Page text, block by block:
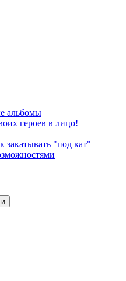
альбомы
героев в лицо!
закатывать "под кат"